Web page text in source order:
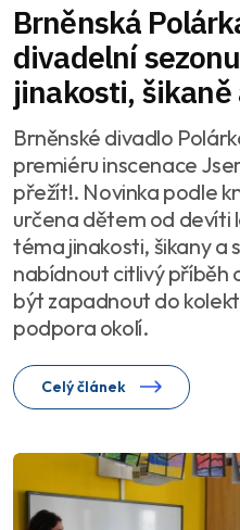
Brněnská
divadelní
jinakosti,
Brněnské divadlo
premiéru inscenace
přežít!. Novinka podle
určena dětem od devíti
téma jinakosti, šikany a
nabídnout citlivý příběh
být zapadnout do
podpora okolí.
Celý článek